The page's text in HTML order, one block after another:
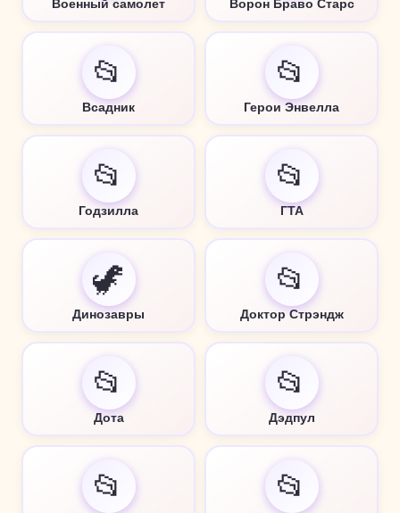
Военный самолет Ворон Браво Старс
📂
Всадник
📂
Герои Энвелла
📂
Годзилла
📂
ГТА
🦖
Динозавры
📂
Доктор Стрэндж
📂
Дота
📂
Дэдпул
📂 📂